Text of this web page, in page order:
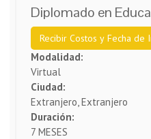
Diplomado en
Recibir Costos y Fecha de
Modalidad:
Virtual
Ciudad:
Extranjero, Extranjero
Duración:
7 MESES